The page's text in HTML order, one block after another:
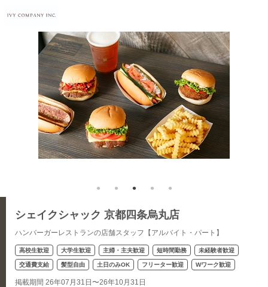
シェイクシャック 京都四条烏丸店
ハンバーガーレストランの店舗スタッフ【アルバイト・パート】
高校生歓迎 大学生歓迎 主婦・主夫歓迎 短時間勤務 未経験者歓迎
交通費支給 髪型自由 土日のみOK フリーター歓迎 Wワーク歓迎
掲載期間 26年07月31日〜26年10月31日